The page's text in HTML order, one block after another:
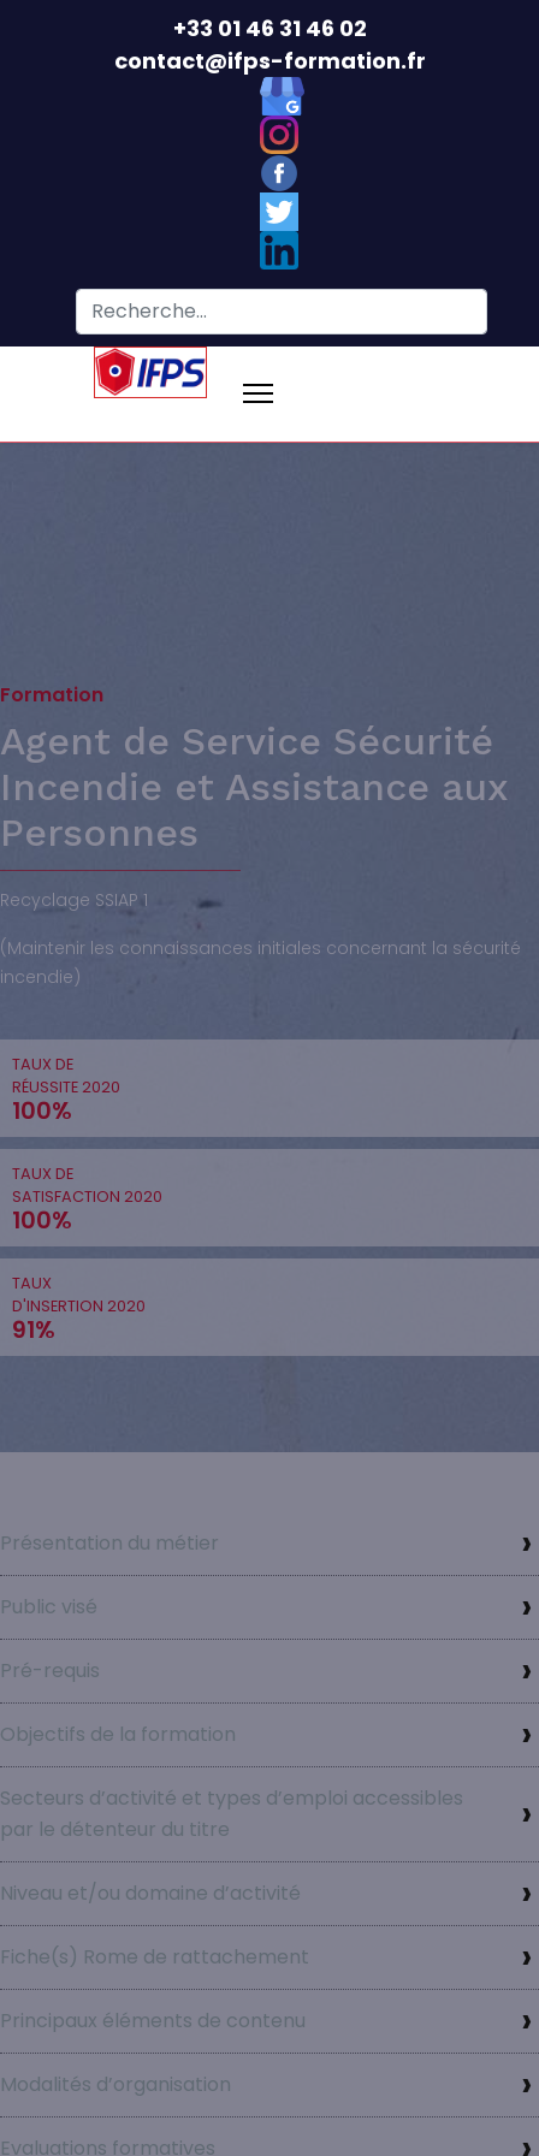
+33 01 46 31 46 02
contact@ifps-formation.fr
Formation
Agent de Service Sécurité
Incendie et Assistance aux
Personnes
Recyclage SSIAP 1
(Maintenir les connaissances initiales concernant la sécurité
incendie)
TAUX DE
RÉUSSITE 2020
100%
TAUX DE
SATISFACTION 2020
100%
TAUX
D'INSERTION 2020
91%
Présentation du métier
Public visé
Pré-requis
Objectifs de la formation
Secteurs d’activité et types d’emploi accessibles
par le détenteur du titre
Niveau et/ou domaine d’activité
Fiche(s) Rome de rattachement
Principaux éléments de contenu
Modalités d’organisation
Evaluations formatives